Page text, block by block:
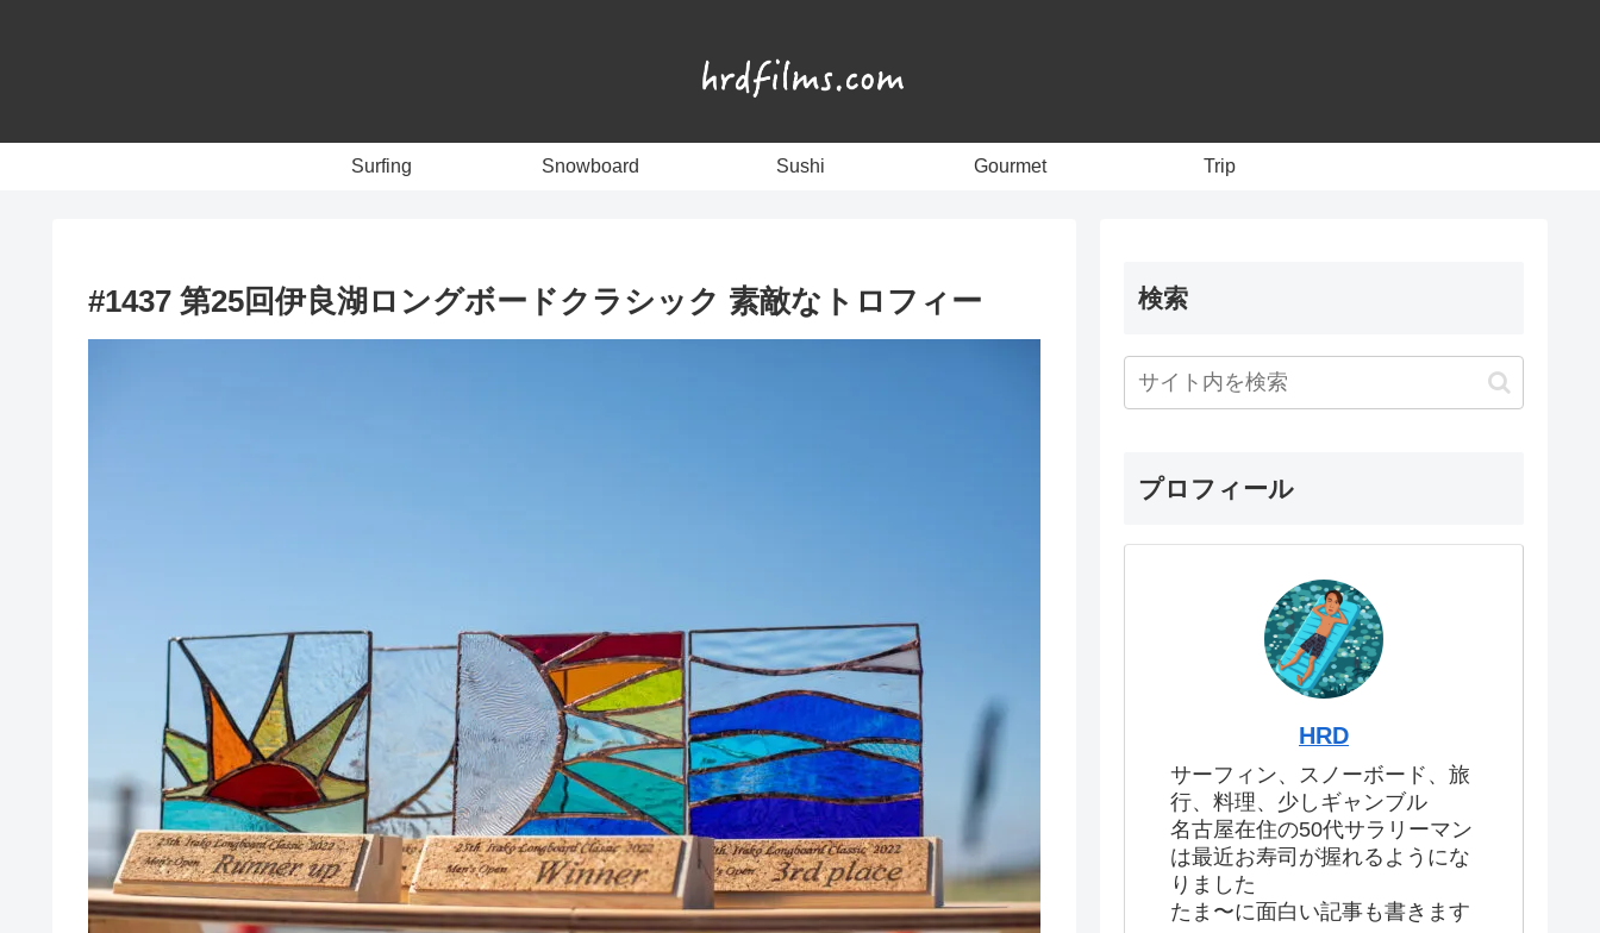
Surfing Snowboard Sushi Gourmet Trip
#1437 第25回伊良湖ロングボードクラシック 素敵なトロフィー 検索
プロフィール
HRD
サーフィン、スノーボード、旅
行、料理、少しギャンブル
名古屋在住の50代サラリーマン
は最近お寿司が握れるようにな
りました
たま〜に面白い記事も書きます